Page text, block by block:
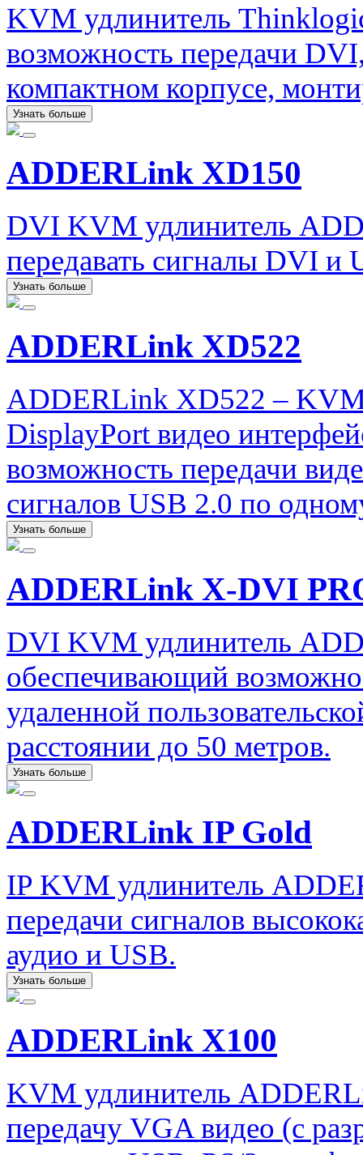
KVM удлинитель
возможность передачи
компактном корпусе,
Узнать больше
ADDERLink XD150
DVI KVM удлинитель
передавать сигналы DVI
Узнать больше
ADDERLink XD522
ADDERLink XD522 –
DisplayPort видео
возможность передачи
сигналов USB 2.0 по
Узнать больше
ADDERLink X-DVI
DVI KVM удлинитель
обеспечивающий
удаленной
расстоянии до 50 метров.
Узнать больше
ADDERLink IP Gold
IP KVM удлинитель
передачи сигналов
аудио и USB.
Узнать больше
ADDERLink X100
KVM удлинитель
передачу VGA видео (с